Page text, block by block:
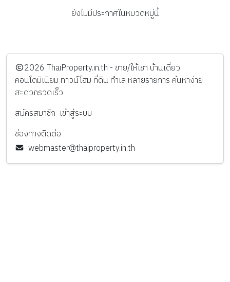
ยังไม่มีประกาศในหมวดหมู่นี้
️2026 ThaiProperty.in.th - ขาย/ให้เช่า บ้านเดี่ยว
คอนโดมิเนียม ทาวน์โฮม ที่ดิน ทำเล หลายรายการ ค้นหาง่าย
สะดวกรวดเร็ว
สมัครสมาชิก เข้าสู่ระบบ
ช่องทางติดต่อ
webmaster@thaiproperty.in.th